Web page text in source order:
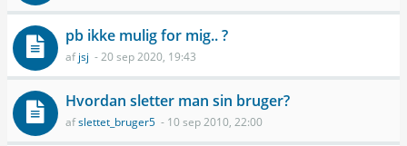
pb ikke mulig for mig.. ?
afjsj - 20 sep 2020, 19:43
Hvordan sletter man sin bruger?
afslettet_bruger5 - 10 sep 2010, 22:00